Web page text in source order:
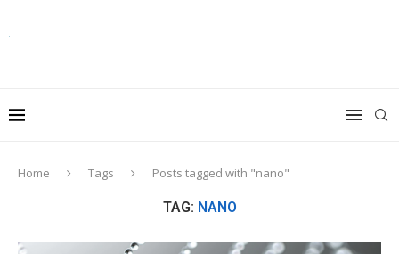
Home Tags Posts tagged with "nano"
TAG: NANO